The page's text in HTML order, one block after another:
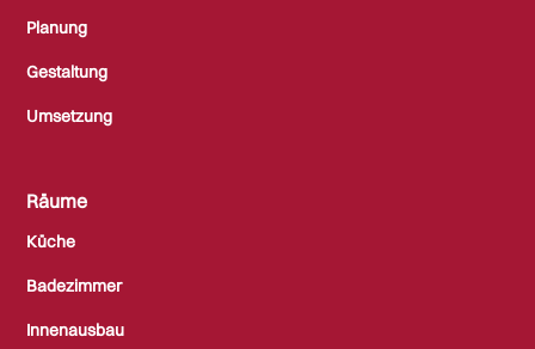
Planung
Gestaltung
Umsetzung
Räume
Küche
Badezimmer
Innenausbau